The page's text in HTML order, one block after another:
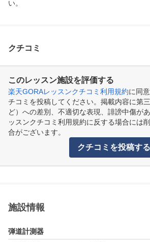
い。
クチコミ
このレッスン施設を評価する
楽天GORAレッスンクチコミ利用規約に同
チコミを投稿してください。掲載内容に第
ど）への差別、不適切な表現、誹謗中傷が
ッスンクチコミ利用規約に反する場合には
合がございます。
クチコミを投稿する
施設情報
弾道計測器